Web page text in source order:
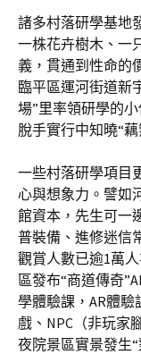
諸多村落研學基地
一株花卉樹木、一
義，貫通到性命的
臨平區運河街道新
場”里率領研學的
脫手實行中知曉“
一些村落研學項目
心與想象力。譬如
館資本，先生可一
普裝備、進修迷信
觀賞人數已逾1萬
區發布“商道傳奇
學體驗課，AR體
戲、NPC（非玩家
夜院景區實景發生